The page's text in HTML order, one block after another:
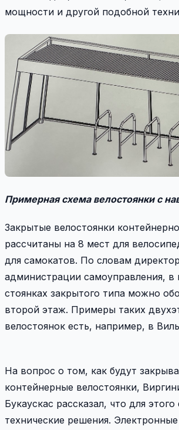
мощности и другой подобной
Примерная схема велостоянки с
Закрытые велостоянки
рассчитаны на 8 мест для
для самокатов. По словам
администрации самоуправления, в
стоянках закрытого типа можно
второй этаж. Примеры таких
велостоянок есть, например, в
На вопрос о том, как будут
контейнерные велостоянки,
Букаускас рассказал, что для
технические решения.